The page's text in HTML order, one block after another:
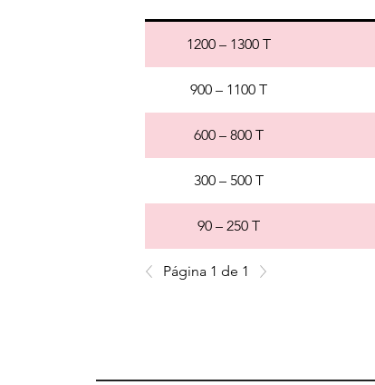
1200 – 1300 T
900 – 1100 T
600 – 800 T
300 – 500 T
90 – 250 T
Página 1 de 1